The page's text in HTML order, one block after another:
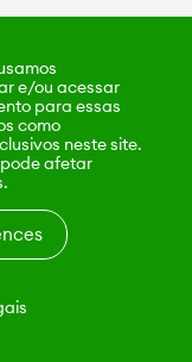
e/ou acessar
para essas
como
neste site.
afetar